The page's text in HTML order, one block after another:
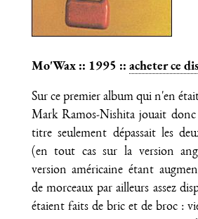
Mo'Wax :: 1995 :: acheter ce
Sur ce premier album qui n'en
Mark Ramos-Nishita jouait donc
titre seulement dépassait les
(en tout cas sur la version
version américaine étant
de morceaux par ailleurs assez
étaient faits de bric et de broc :